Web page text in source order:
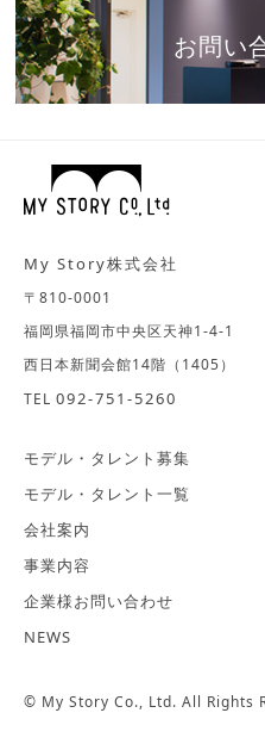
お問い
My Story株式会社
〒810-0001
福岡県福岡市中央区天神1-4-1
西日本新聞会館14階（1405）
TEL 092-751-5260
モデル・タレント募集
モデル・タレント一覧
会社案内
事業内容
企業様お問い合わせ
NEWS
© My Story Co., Ltd. All Rights